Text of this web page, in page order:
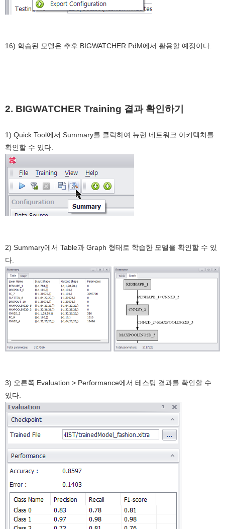
16) 학습된 모델은 추후 BIGWATCHER PdM에서 활용할 예정이다.
2. BIGWATCHER Training 결과 확인하기
1) Quick Tool에서 Summary를 클릭하여 뉴런 네트워크 아키텍처를
확인할 수 있다.
2) Summary에서 Table과 Graph 형태로 학습한 모델을 확인할 수 있
다.
3) 오른쪽 Evaluation > Performance에서 테스팅 결과를 확인할 수
있다.